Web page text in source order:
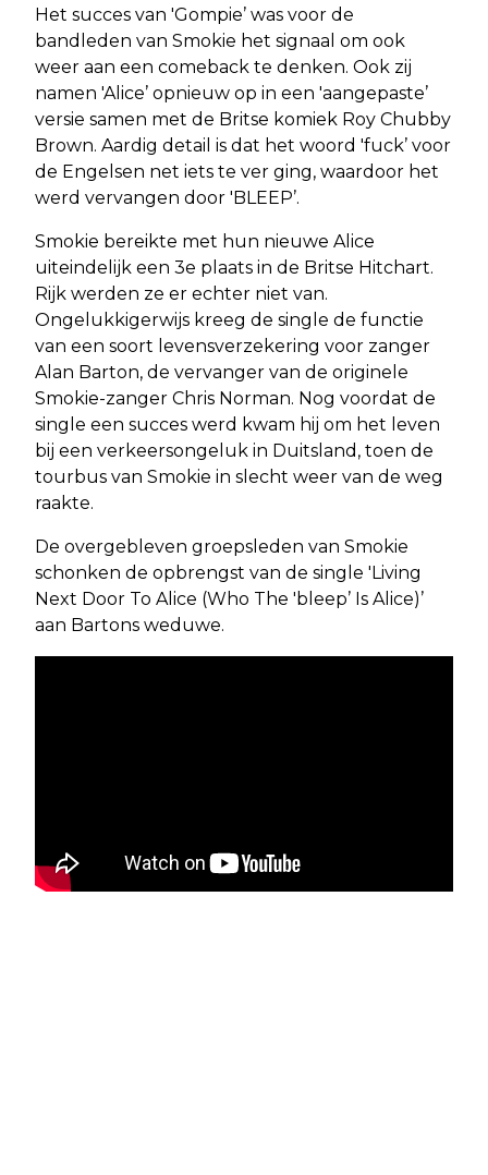
Het succes van 'Gompie’ was voor de
bandleden van Smokie het signaal om ook
weer aan een comeback te denken. Ook zij
namen 'Alice’ opnieuw op in een 'aangepaste’
versie samen met de Britse komiek Roy Chubby
Brown. Aardig detail is dat het woord 'fuck’ voor
de Engelsen net iets te ver ging, waardoor het
werd vervangen door 'BLEEP’.
Smokie bereikte met hun nieuwe Alice
uiteindelijk een 3e plaats in de Britse Hitchart.
Rijk werden ze er echter niet van.
Ongelukkigerwijs kreeg de single de functie
van een soort levensverzekering voor zanger
Alan Barton, de vervanger van de originele
Smokie-zanger Chris Norman. Nog voordat de
single een succes werd kwam hij om het leven
bij een verkeersongeluk in Duitsland, toen de
tourbus van Smokie in slecht weer van de weg
raakte.
De overgebleven groepsleden van Smokie
schonken de opbrengst van de single 'Living
Next Door To Alice (Who The 'bleep’ Is Alice)’
aan Bartons weduwe.